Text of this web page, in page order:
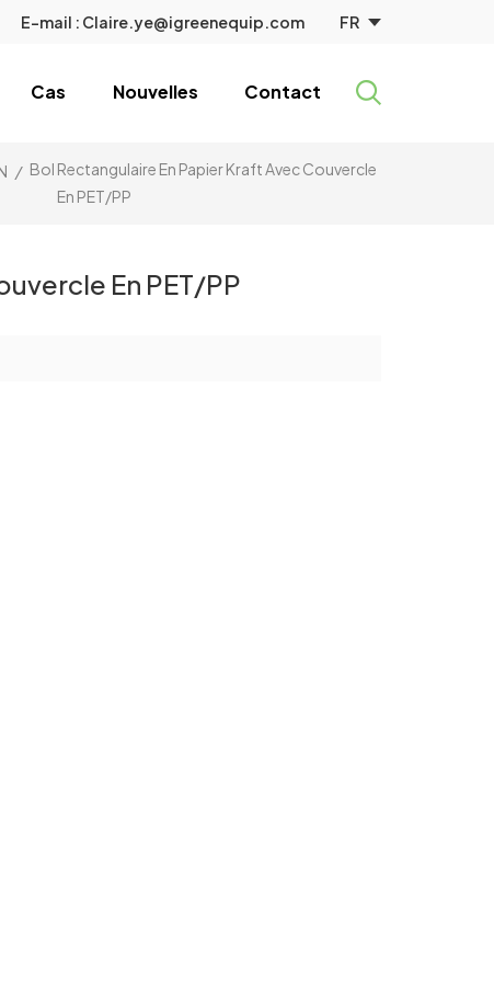
E-mail : Claire.ye@igreenequip.com FR
Cas Nouvelles Contact
/ Bol Rectangulaire En Papier Kraft Avec Couvercle
En PET/PP
En PET/PP